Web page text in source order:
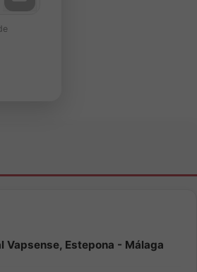
Vapsense, Estepona - Málaga